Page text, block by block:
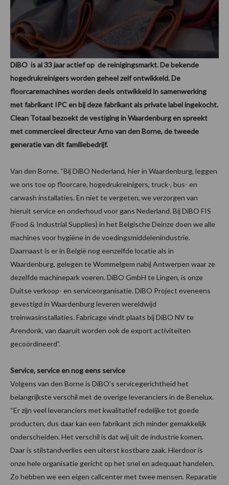
DiBO is al 33 jaar actief op de reinigingsmarkt. De bekende
hogedrukreinigers worden geheel zelf ontwikkeld. De
floorcaremachines worden deels ontwikkeld in samenwerking
met fabrikant IPC en bij deze fabrikant als private label ingekocht.
Clean Totaal bezoekt de vestiging in Waardenburg en spreekt
met commercieel directeur Arno van den Borne, de tweede
generatie van dit familiebedrijf.
Van den Borne. “Bij DiBO Nederland, hier in Waardenburg, leggen
we ons toe op floorcare, hogedrukreinigers, truck-, bus- en
carwash installaties. En niet te vergeten, we verzorgen van
hieruit service en onderhoud voor gans Nederland. Bij DiBO FIS
(Food & Industrial Supplies) in het Belgische Deinze doen we alle
machines voor hygiëne in de voedingsmiddelenindustrie.
Daarnaast is er in België nog eenzelfde locatie als in
Waardenburg, gelegen te Wommelgem nabij Antwerpen waar ze
dezelfde machinepark voeren. DiBO GmbH te Lingen, is onze
Duitse verkoop- en serviceorganisatie. DiBO Project eveneens
gevestigd in Waardenburg leveren wereldwijd
treinwasinstallaties. Fabricage vindt plaats bij DiBO NV te
Arendonk, van daaruit worden ook de export activiteiten
gecoördineerd”.
Service, service en nog eens service
Volgens van den Borne is DiBO’s servicegerichtheid het
belangrijkste verschil met de overige leveranciers in de Benelux.
“Er zijn veel leveranciers met kwalitatief redelijke tot goede
producten, dus daar kan een fabrikant zich minder gemakkelijk
onderscheiden. Het verschil is dat wij uit de industrie komen.
Daar is stilstandverlies een uiterst kostbare zaak. Hierdoor is
onze hele organisatie gericht op het snel en adequaat handelen.
Zo hebben we een eigen callcenter met twee mensen. Reparatie